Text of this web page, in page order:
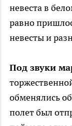
невеста в
равно
невесты и
Под звуки
обменялись
полет был